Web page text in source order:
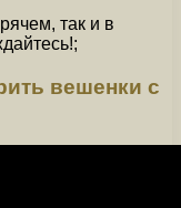
так и в
вешенки с